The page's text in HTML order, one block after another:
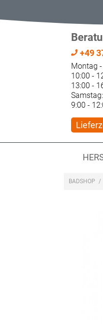
+49
Montag
10:00 -
13:00 -
Samstag:
9:00 -
BADSHOP /